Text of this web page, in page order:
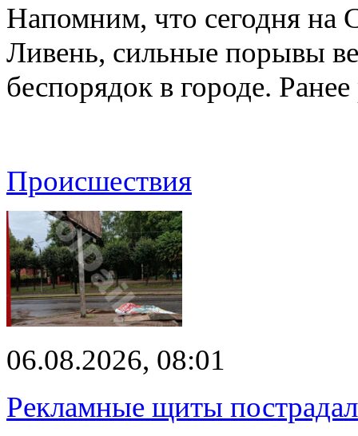
Напомним, что сегодня на
Ливень, сильные порывы
беспорядок в городе.
Происшествия
06.08.2026, 08:01
Рекламные щиты